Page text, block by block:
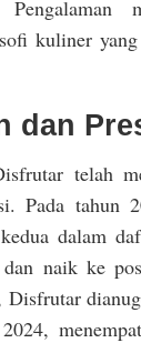
Pengalaman
kuliner
dan
telah
Pada tahun
dalam
naik ke